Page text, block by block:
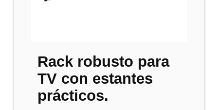
Rack robusto para
TV con estantes
prácticos.